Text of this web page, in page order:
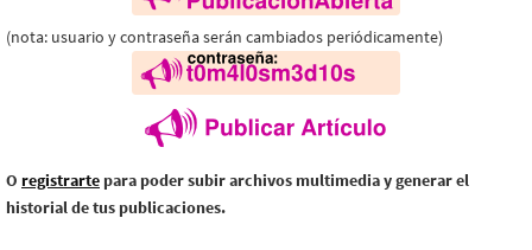
(nota: usuario y contraseña serán cambiados periódicamente)
O registrarte para poder subir archivos multimedia y generar el
historial de tus publicaciones.